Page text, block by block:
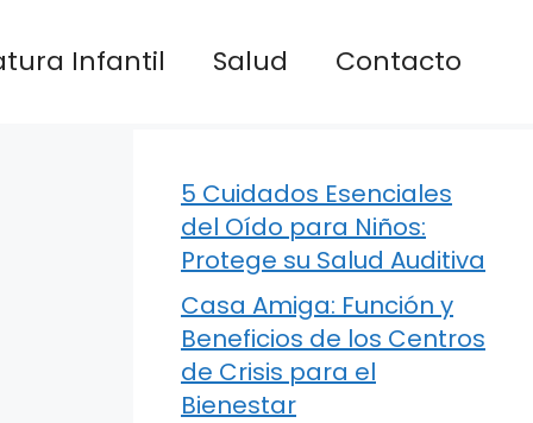
Infantil Salud Contacto
5 Cuidados Esenciales
del Oído para Niños:
Protege su Salud Auditiva
Casa Amiga: Función y
Beneficios de los Centros
de Crisis para el
Bienestar